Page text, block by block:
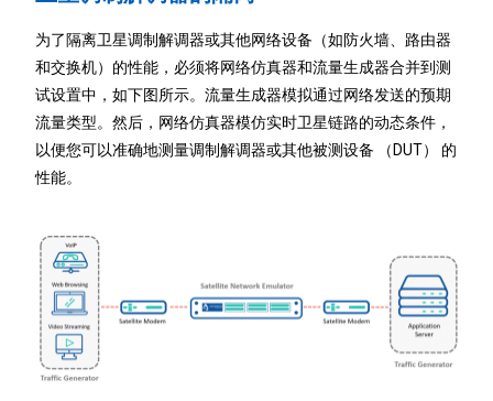
为了隔离卫星调制解调器或其他网络设备（如防火墙、路由器
和交换机）的性能，必须将网络仿真器和流量生成器合并到测
试设置中，如下图所示。流量生成器模拟通过网络发送的预期
流量类型。然后，网络仿真器模仿实时卫星链路的动态条件，
以便您可以准确地测量调制解调器或其他被测设备 （DUT） 的
性能。